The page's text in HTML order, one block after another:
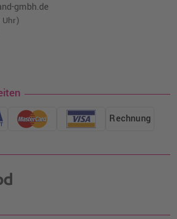
gmbh.de
Uhr)
Rechnung